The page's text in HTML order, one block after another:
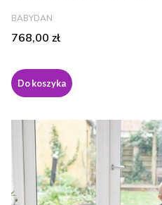
PRODUCENT
BABYDAN
Cena
768,00 zł
Do koszyka